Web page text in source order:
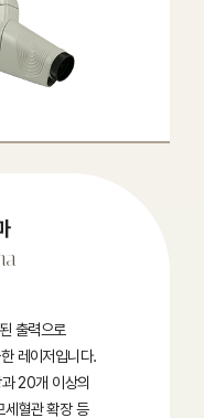
출력으로
레이저입니다.
20개 이상의
세혈관 확장 등